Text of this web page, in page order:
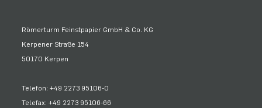
Römerturm Feinstpapier GmbH & Co. KG
Kerpener Straße 154
50170 Kerpen
Telefon: +49 2273 95106-0
Telefax: +49 2273 95106-66